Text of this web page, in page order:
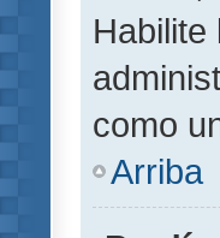
Habilite
como
Arriba